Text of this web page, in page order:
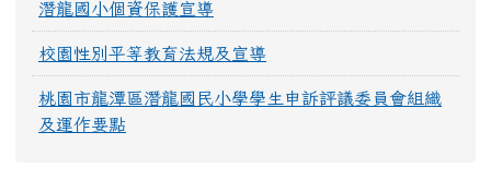
潛龍國小個資保護宣導
校園性別平等教育法規及宣導
桃園市龍潭區潛龍國民小學學生申訴評議委員會組織
及運作要點